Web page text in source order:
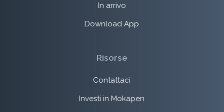
In arrivo
Download App
Risorse
Contattaci
Investi in Mokapen